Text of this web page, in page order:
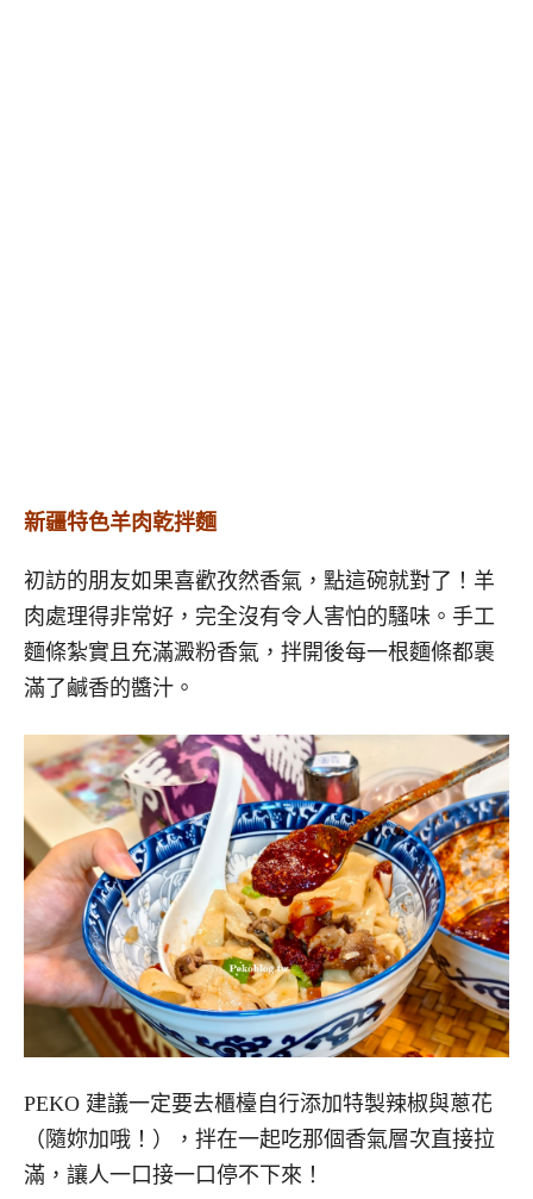
新疆特色羊肉乾拌麵
初訪的朋友如果喜歡孜然香氣，點這碗就對了！羊
肉處理得非常好，完全沒有令人害怕的騷味。手工
麵條紮實且充滿澱粉香氣，拌開後每一根麵條都裹
滿了鹹香的醬汁。
PEKO 建議一定要去櫃檯自行添加特製辣椒與蔥花
（隨妳加哦！），拌在一起吃那個香氣層次直接拉
滿，讓人一口接一口停不下來！